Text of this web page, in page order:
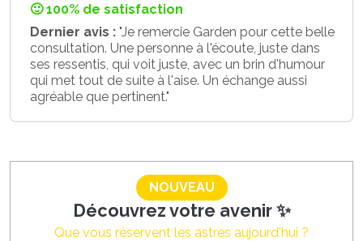
🙂 100% de satisfaction
Dernier avis : "Je remercie Garden pour cette belle
consultation. Une personne à l'écoute, juste dans
ses ressentis, qui voit juste, avec un brin d'humour
qui met tout de suite à l'aise. Un échange aussi
agréable que pertinent."
NOUVEAU
Découvrez votre avenir ✨
Que vous réservent les astres aujourd'hui ?